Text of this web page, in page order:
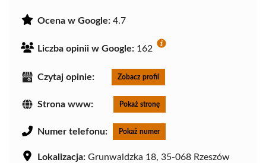
Ocena w Google: 4.7
Liczba opinii w Google: 162
Czytaj opinie: Zobacz profil
Strona www: Pokaż stronę
Numer telefonu: Pokaż numer
Lokalizacja: Grunwaldzka 18, 35-068 Rzeszów